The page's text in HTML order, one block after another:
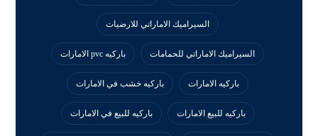
السيراميك الاماراتي للارضيات
السيراميك الاماراتي للحمامات باركيه pvc الامارات
باركيه الامارات باركيه خشب في الامارات
باركيه للبيع الامارات باركيه للبيع في الامارات